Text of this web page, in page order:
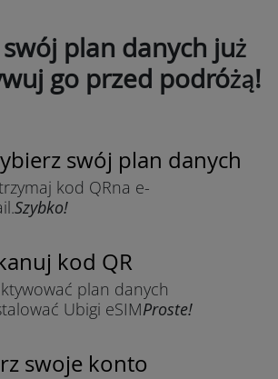
plan danych już
go przed podróżą!
swój plan danych
kod QRna e-
Szybko!
kod QR
plan danych
Ubigi eSIMProste!
swoje konto